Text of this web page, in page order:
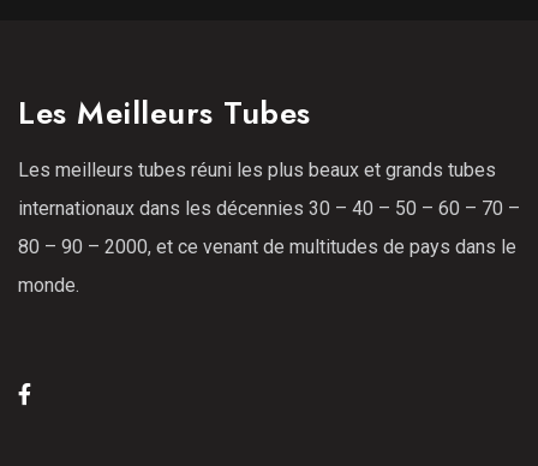
Les Meilleurs Tubes
Les meilleurs tubes réuni les plus beaux et grands tubes
internationaux dans les décennies 30 – 40 – 50 – 60 – 70 –
80 – 90 – 2000, et ce venant de multitudes de pays dans le
monde.